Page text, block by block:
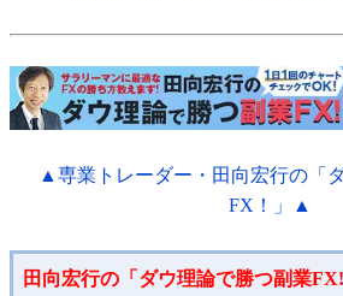
▲専業トレーダー・田向宏行の「
FX！」▲
田向宏行の「ダウ理論で勝つ副業